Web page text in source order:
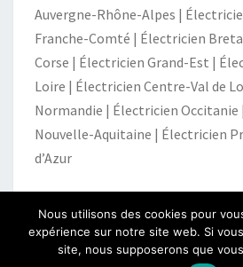
Auvergne-Rhône-Alpes |
Franche-Comté | Électricien
Corse | Électricien Grand-Est |
Loire | Électricien Centre-Val de
Normandie | Électricien Occitanie |
Nouvelle-Aquitaine | Électricien
d’Azur
Fièrement propulsé par
Nous utilisons des cookies pour
expérience sur notre site web. Si
site, nous supposerons que